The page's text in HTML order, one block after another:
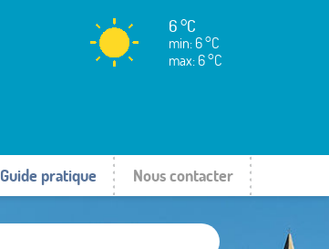
6 °C
min: 6 °C
max: 6 °C
Guide pratique Nous contacter